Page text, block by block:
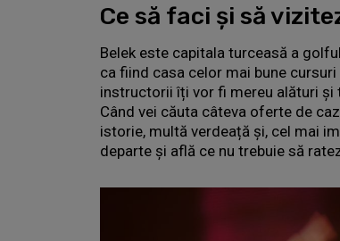
Ce să faci și să
Belek este capitala turceasă a
ca fiind casa celor mai bune
instructorii îți vor fi mereu alături și
Când vei căuta câteva oferte de
istorie, multă verdeață și, cel mai
departe și află ce nu trebuie să